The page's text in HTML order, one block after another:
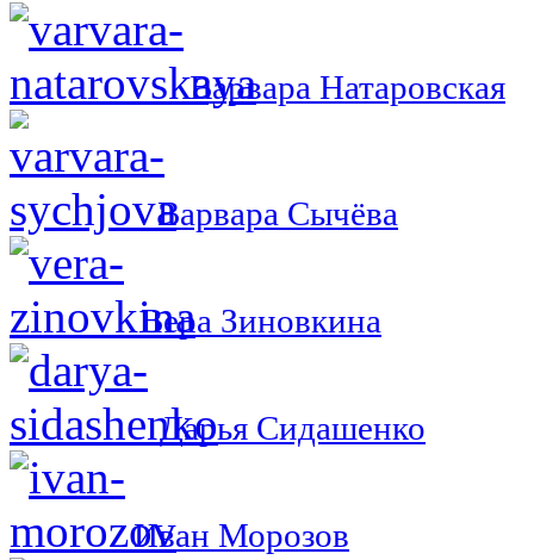
Варвара Натаровская
Варвара Сычёва
Вера Зиновкина
Дарья Сидашенко
Иван Морозов